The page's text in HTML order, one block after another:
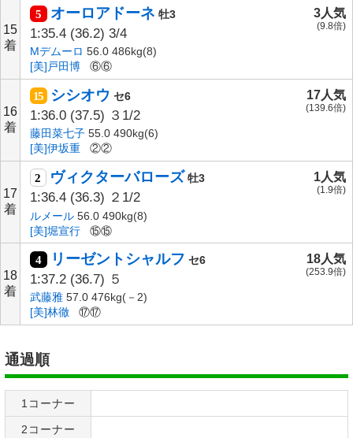
15
着
5 オーロアドーネ 牡3
1:35.4 (36.2) 3/4
Mデムーロ 56.0 486kg(8)
[美]戸田博
⑥⑥
3人気
(9.8倍)
16
着
15 シシオウ セ6
1:36.0 (37.5) ３1/2
藤田菜七子 55.0 490kg(6)
[美]伊坂重
②②
17人気
(139.6倍)
17
着
2 ヴィクターバローズ 牡3
1:36.4 (36.3) ２1/2
ルメール 56.0 490kg(8)
[美]堀宣行
⑮⑮
1人気
(1.9倍)
18
着
4 リーゼントシャルフ セ6
1:37.2 (36.7) ５
武藤雅 57.0 476kg(－2)
[美]林徹
⑰⑰
18人気
(253.9倍)
通過順
1コーナー
2コーナー